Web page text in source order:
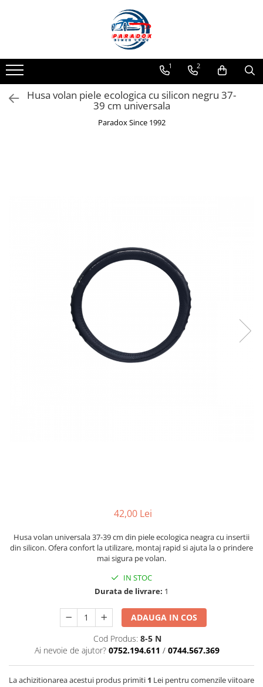
ACCESORII AUTO
Abtibild / Sticker Auto
Baby on Board
Brelocuri Auto Metalice Chei
Capace Prezoane
Carcase Chei Auto
Carcasa cheie Audi
Cotiere Auto
Folie Geamuri
Huse Volan cu Ac si Ata
Huse Volan din Piele Ecologica
Huse Volan din Piele Ecologica cu
Huse Volan Piele Naturala
Huse Volan Silicon
Nuca Volan
1 2
Husa volan piele ecologica cu silicon negru 37-
39 cm universala
Paradox Since 1992
42,00 Lei
Husa volan universala 37-39 cm din piele ecologica neagra cu insertii
din silicon. Ofera confort la utilizare, montaj rapid si ajuta la o prindere
mai sigura pe volan.
IN STOC
Durata de livrare: 1
ADAUGA IN COS
Cod Produs: 8-5 N
Ai nevoie de ajutor? 0752.194.611 / 0744.567.369
La achizitionarea acestui produs primiti 1 Lei pentru comenzile viitoare